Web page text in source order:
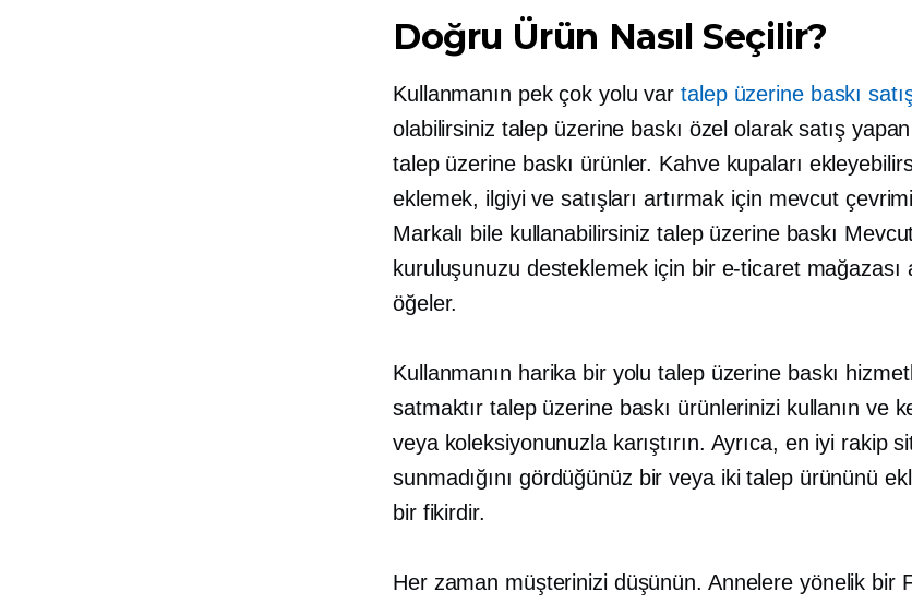
Doğru Ürün Nasıl Seçilir?
Kullanmanın pek çok yolu vartalep üzerine baskı
olabilirsiniz talep üzerine baskı özel olarak satış
talep üzerine baskı ürünler. Kahve kupaları
eklemek, ilgiyi ve satışları artırmak için mevcut
Markalı bile kullanabilirsiniz talep üzerine baskı
kuruluşunuzu desteklemek için bir e-ticaret mağazası
öğeler.
Kullanmanın harika bir yolutalep üzerine baskı
satmaktırtalep üzerine baskı ürünlerinizi kullanın ve
veya koleksiyonunuzla karıştırın. Ayrıca, en iyi rakip
sunmadığını gördüğünüz bir veya iki talep ürününü
bir fikirdir.
Her zaman müşterinizi düşünün. Annelere yönelik bir